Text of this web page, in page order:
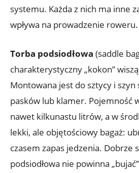
systemu. Każda z nich ma inne
wpływa na prowadzenie roweru.
Torba podsiodłowa (saddle
charakterystyczny „kokon”
Montowana jest do sztycy i szyn
pasków lub klamer. Pojemność
nawet kilkunastu litrów, a w
lekki, ale objętościowy bagaż:
czasem zapas jedzenia. Dobrze
podsiodłowa nie powinna